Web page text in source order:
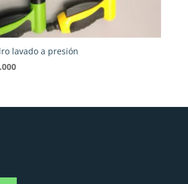
lavado a presión
El
es: